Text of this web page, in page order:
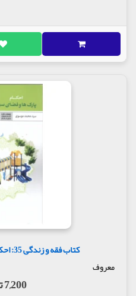
کتاب فقه و زندگی 35: احکام پارک ها وفضای سبز
معروف
7,200 تومان